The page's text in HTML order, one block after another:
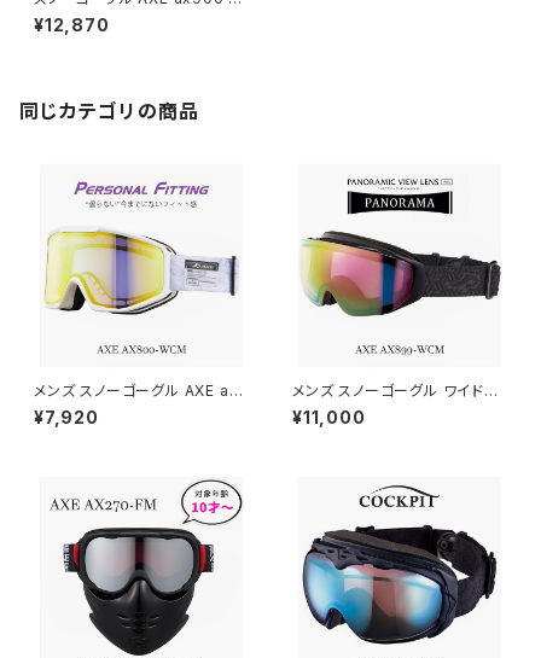
CM GY アックス スノー ゴーグ
ル ax900-wcm メンズ レディ
フレーム メガネ着用 ヘルメット
対応 可能
¥12,870
同じカテゴリの商品
メンズ スノーゴーグル AXE ax
800 wcm go [ 曇りにくく・最
高峰のフィット感 ] アックス スノ
ンズ ミラー スキー スノボー uv
カット ホワイト 白 フレーム 曇ら
ない [ ヘルメット 対応 ] [ 眼鏡
メガネ 着用可能 ]
¥7,920
メンズ スノーゴーグル ワイドレ
ンズ AXE ax899 wcm pk ア
ックス スノー ゴーグル 男性用 a
球面 スキー スノボー uvカット
ブラック 黒 フレーム [ ヘルメッ
メガネ 着用可能 ]
¥11,000